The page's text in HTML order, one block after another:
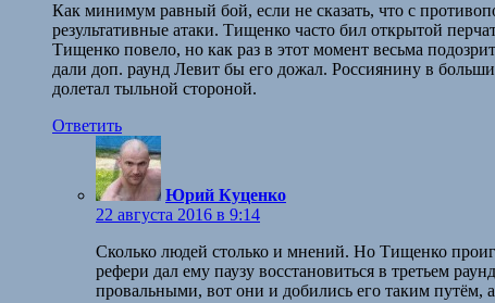
Как минимум равный бой, если не сказать, что c
результативные атаки. Тищенко часто бил открытой
Тищенко повело, но как раз в этот момент весьма
дали доп. раунд Левит бы его дожал. Россиянину в
долетал тыльной стороной.
Ответить
Юрий Куценко
22 августа 2016 в 9:14
Сколько людей столько и мнений. Но Тищенко
рефери дал ему паузу восстановиться в третьем
провальными, вот они и добились его таким путём,